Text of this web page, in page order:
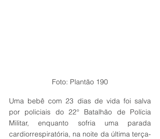
Foto: Plantão 190
Uma bebê com 23 dias de vida foi salva
por policiais do 22° Batalhão de Polícia
Militar, enquanto sofria uma parada
cardiorrespiratória, na noite da última terça-